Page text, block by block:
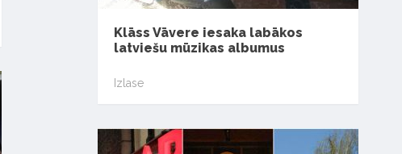
Klāss Vāvere iesaka labākos
latviešu mūzikas albumus
Izlase